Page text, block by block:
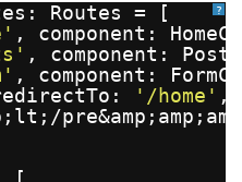
?
Routes = [
, component:
, component:
, component:
'/home' ,